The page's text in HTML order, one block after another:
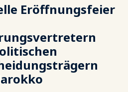
Eröffnungsfeier